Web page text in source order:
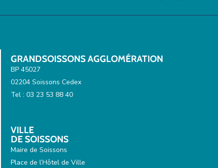
GRANDSOISSONS AGGLOMÉRATION
BP 45027
02204 Soissons Cedex
Tel : 03 23 53 88 40
VILLE
DE SOISSONS
Maire de Soissons
Place de l’Hôtel de Ville